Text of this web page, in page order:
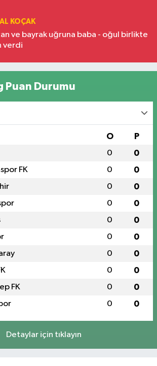
KOÇAK
ve bayrak uğruna baba - oğul birlikte
verdi
Puan Durumu
O P
0 0
FK 0 0
0 0
0 0
0 0
0 0
0 0
0 0
FK 0 0
0 0
Detaylar için tıklayın